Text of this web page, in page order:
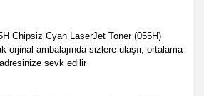
Chipsiz Cyan LaserJet Toner (055H)
orjinal ambalajında sizlere ulaşır, ortalama
sevk edilir